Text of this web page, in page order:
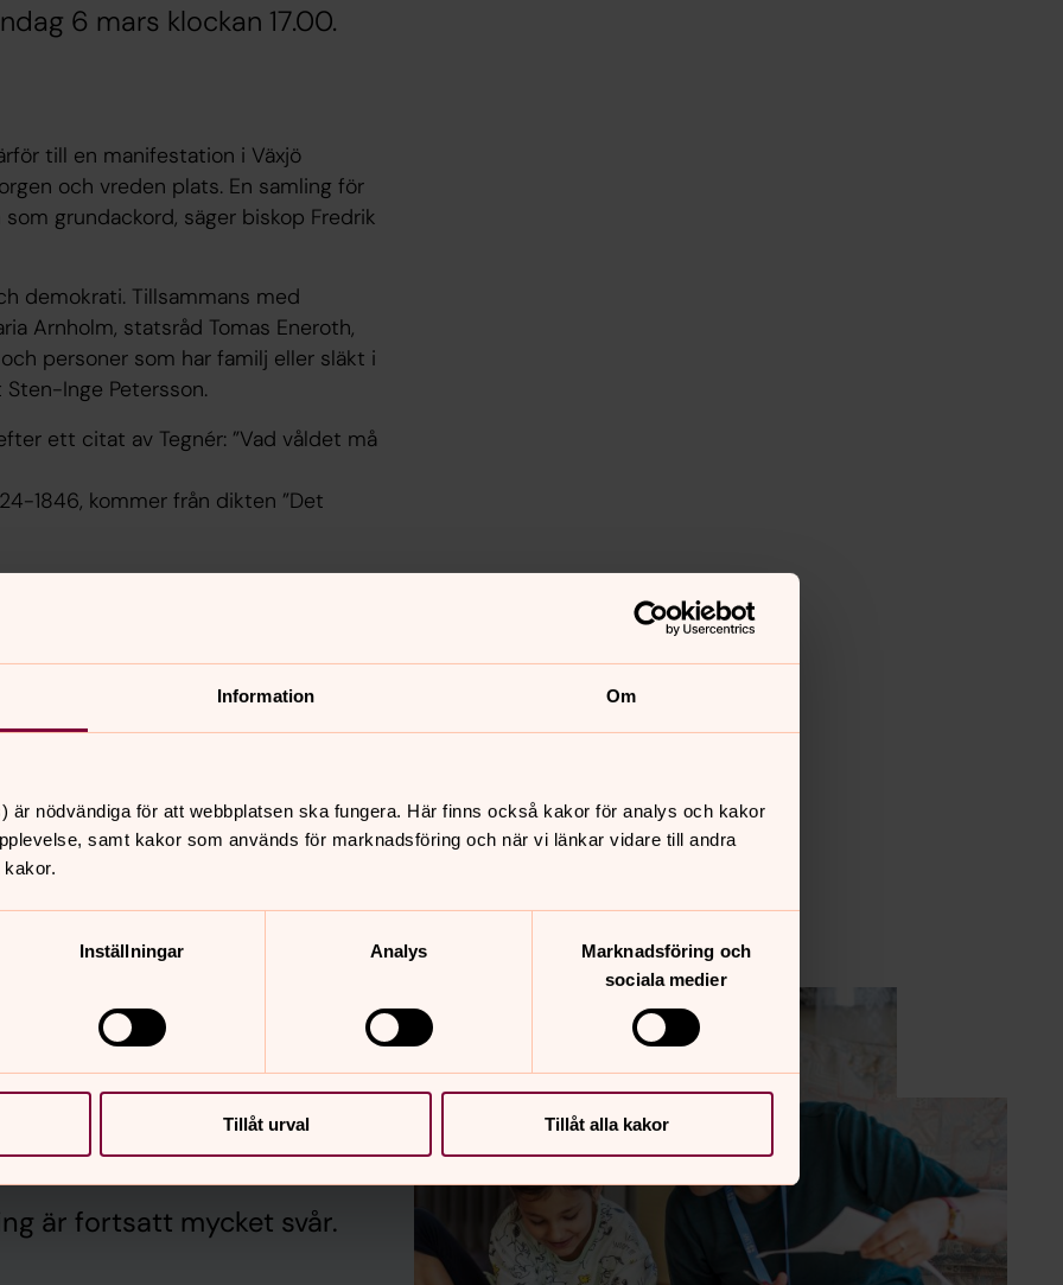
Information Om
är nödvändiga för att webbplatsen ska fungera. Här finns också kakor för analys och kakor
samt kakor som används för marknadsföring och när vi länkar vidare till andra
Inställningar Analys
Marknadsföring och
sociala medier
Tillåt urval Tillåt alla kakor
6 mars klockan 17.00.
till en manifestation i Växjö
och vreden plats. En samling för
grundackord, säger biskop Fredrik
demokrati. Tillsammans med
Arnholm, statsråd Tomas Eneroth,
personer som har familj eller släkt i
Inge Petersson.
ett citat av Tegnér: ”Vad våldet må
1846, kommer från dikten ”Det
Svenska kyrkans arbete. ACT
länderna i närområdet dit många har
väcker oro och
följer
situationen i Ukraina,
mars.
Läs biskop Fredrik Modéus bön.
i
är fortsatt mycket svår.